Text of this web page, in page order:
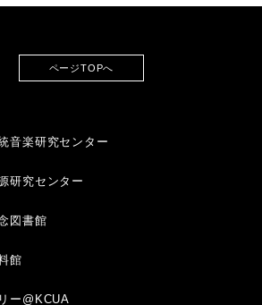
ページTOPへ
音楽研究センター
研究センター
図書館
館
ー@KCUA